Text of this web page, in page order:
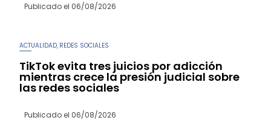
Publicado el 06/08/2026
ACTUALIDAD REDES SOCIALES
TikTok evita tres juicios por adicción
mientras crece la presión judicial sobre
las redes sociales
Publicado el 06/08/2026